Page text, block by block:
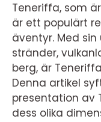
Teneriffa, som
är ett populärt
äventyr. Med
stränder,
berg, är
Denna artikel
presentation av
dess olika